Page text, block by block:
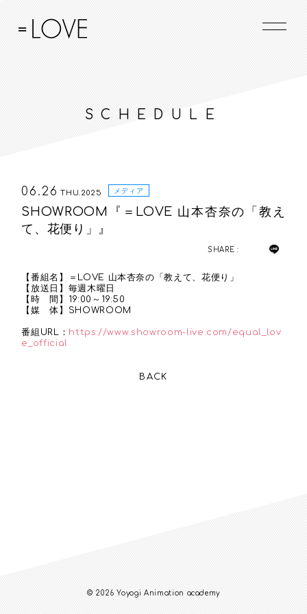
SCHEDULE
06.26 THU.2025 メディア
SHOWROOM『＝LOVE 山本杏奈の「教え
て、花便り」』
SHARE :
【番組名】＝LOVE 山本杏奈の「教えて、花便り」
【放送日】毎週木曜日
【時 間】19:00～19:50
【媒 体】SHOWROOM
番組URL： https://www.showroom-live.com/equal_lov
e_official
BACK
© 2026 Yoyogi Animation academy